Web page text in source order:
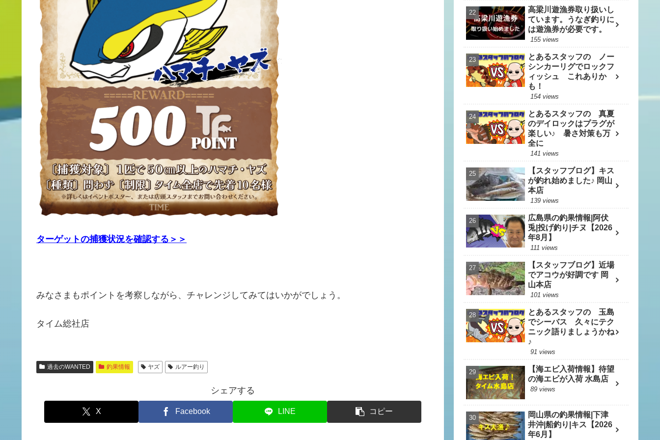
ターゲットの捕獲状況を確認する＞＞
みなさまもポイントを考察しながら、チャレンジしてみてはいかがでしょう。
タイム総社店
過去のWANTED 釣果情報 ヤズ ルアー釣り
シェアする
X Facebook LINE コピー
高梁川遊漁券取り扱いし
ています。うなぎ釣りに
は遊漁券が必要です。
155 views
とあるスタッフの ノー
シンカーリグでロックフ
ィッシュ これありか
も！
154 views
とあるスタッフの 真夏
のデイロックはプラグが
楽しい♪ 暑さ対策も万
全に
141 views
【スタッフブログ】キス
が釣れ始めました♪ 岡山
本店
139 views
広島県の釣果情報|阿伏
兎|投げ釣り|チヌ【2026
年8月】
111 views
【スタッフブログ】近場
でアコウが好調です 岡
山本店
101 views
とあるスタッフの 玉島
でシーバス 久々にテク
ニック語りましょうかね
♪
91 views
【海エビ入荷情報】待望
の海エビが入荷 水島店
89 views
岡山県の釣果情報|下津
井沖|船釣り|キス【2026
年6月】